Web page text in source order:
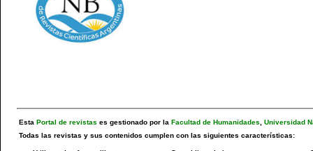
Esta Portal de revistas es gestionado por la Facultad de Humanidades,Universidad
Todas las revistas y sus contenidos cumplen con las siguientes características: